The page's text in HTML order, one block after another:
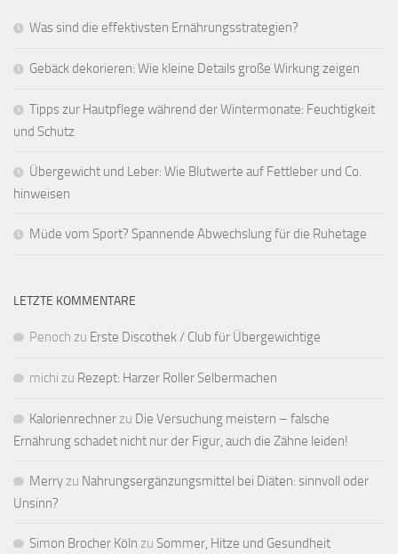
Was sind die effektivsten Ernährungsstrategien?
Gebäck dekorieren: Wie kleine Details große Wirkung zeigen
Tipps zur Hautpflege während der Wintermonate: Feuchtigkeit
und Schutz
Übergewicht und Leber: Wie Blutwerte auf Fettleber und Co.
hinweisen
Müde vom Sport? Spannende Abwechslung für die Ruhetage
LETZTE KOMMENTARE
Penoch zu Erste Discothek / Club für Übergewichtige
michi zu Rezept: Harzer Roller Selbermachen
Kalorienrechnerzu Die Versuchung meistern – falsche
Ernährung schadet nicht nur der Figur, auch die Zähne leiden!
Merryzu Nahrungsergänzungsmittel bei Diäten: sinnvoll oder
Unsinn?
Simon Brocher Köln zu Sommer, Hitze und Gesundheit